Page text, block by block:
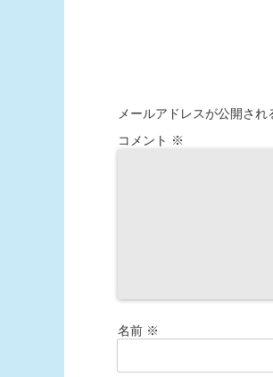
メールアドレスが公開され
コメント ※
名前 ※